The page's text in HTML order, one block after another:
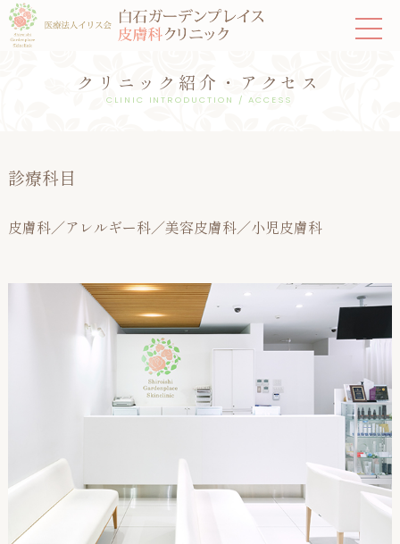
クリニック紹介・アクセス
CLINIC INTRODUCTION / ACCESS
診療科目
皮膚科／アレルギー科／美容皮膚科／小児皮膚科